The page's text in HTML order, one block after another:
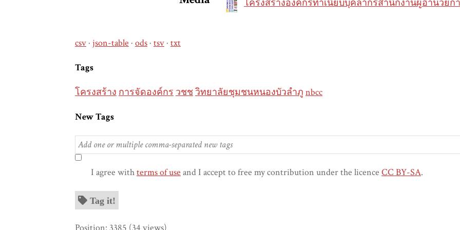
โครงสร้างองค์กรทำเนียบบุคลากรสำนักงานผู้อำนวย
csv json-table ods tsv txt
Tags
โครงสร้าง การจัดองค์กร วชชวิทยาลัยชุมชนหนองบัวลำภู nbcc
New Tags
I agree withterms of use and I accept to free my contribution under the licence CC BY-SA.
Tag it!
Position: 3385 (34 views)